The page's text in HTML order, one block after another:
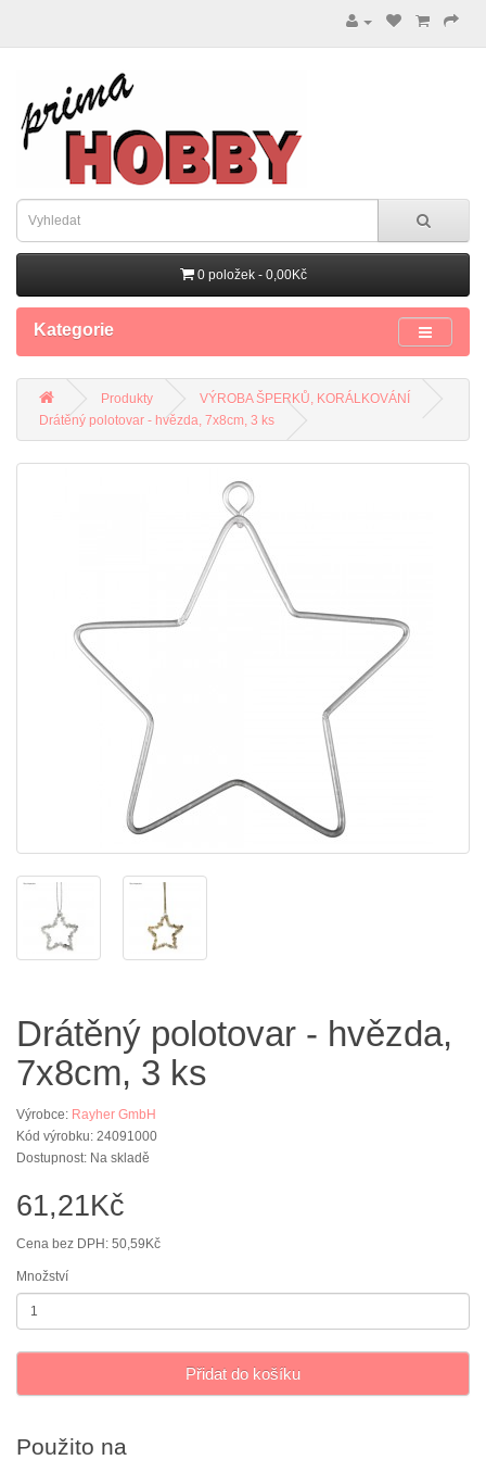
0 položek - 0,00Kč
Kategorie
Produkty
VÝROBA ŠPERKŮ, KORÁLKOVÁNÍ
Drátěný polotovar - hvězda, 7x8cm, 3 ks
Drátěný polotovar - hvězda,
7x8cm, 3 ks
Výrobce: Rayher GmbH
Kód výrobku: 24091000
Dostupnost: Na skladě
61,21Kč
Cena bez DPH: 50,59Kč
Množství
Přidat do košíku
Použito na